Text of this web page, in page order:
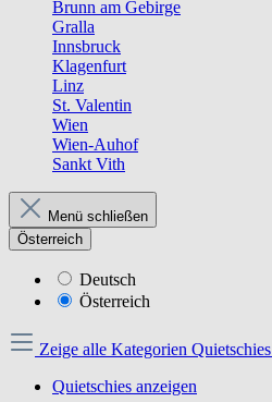
Brunn am Gebirge
Gralla
Innsbruck
Klagenfurt
Linz
St. Valentin
Wien
Wien-Auhof
Sankt Vith
Menü schließen
Österreich
Deutsch
Österreich
Zeige alle Kategorien Quietschies
Quietschies anzeigen